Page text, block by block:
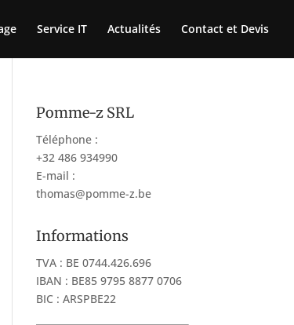
Service IT Actualités Contact et Devis
Pomme-z SRL
Téléphone :
+32 486 934990
E-mail :
thomas@pomme-z.be
Informations
TVA : BE 0744.426.696
IBAN : BE85 9795 8877 0706
BIC : ARSPBE22